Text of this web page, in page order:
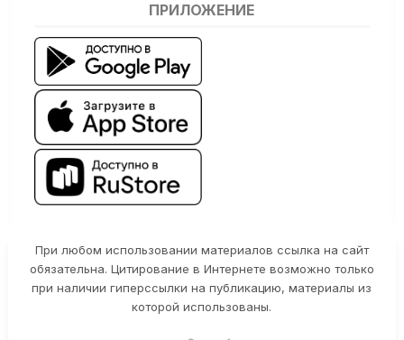
ПРИЛОЖЕНИЕ
При любом использовании материалов ссылка на сайт
обязательна. Цитирование в Интернете возможно только
при наличии гиперссылки на публикацию, материалы из
которой использованы.